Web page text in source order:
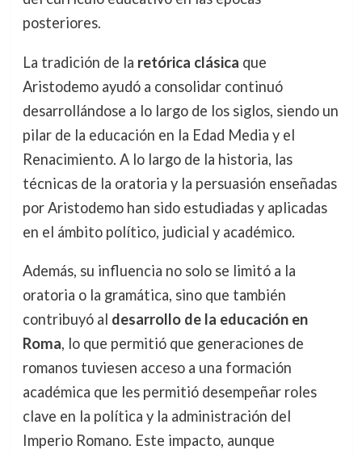
posteriores.
La tradición de la retórica clásica que
Aristodemo ayudó a consolidar continuó
desarrollándose a lo largo de los siglos, siendo un
pilar de la educación en la Edad Media y el
Renacimiento. A lo largo de la historia, las
técnicas de la oratoria y la persuasión enseñadas
por Aristodemo han sido estudiadas y aplicadas
en el ámbito político, judicial y académico.
Además, su influencia no solo se limitó a la
oratoria o la gramática, sino que también
contribuyó al desarrollo de la educación en
Roma, lo que permitió que generaciones de
romanos tuviesen acceso a una formación
académica que les permitió desempeñar roles
clave en la política y la administración del
Imperio Romano. Este impacto, aunque